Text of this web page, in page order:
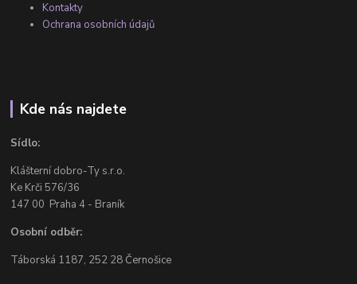
Kontakty
Ochrana osobních údajů
Kde nás najdete
Sídlo:
Klášterní dobro-Ty s.r.o.
Ke Krči 576/36
147 00 Praha 4 - Braník
Osobní odběr:
Táborská 1187, 252 28 Černošice